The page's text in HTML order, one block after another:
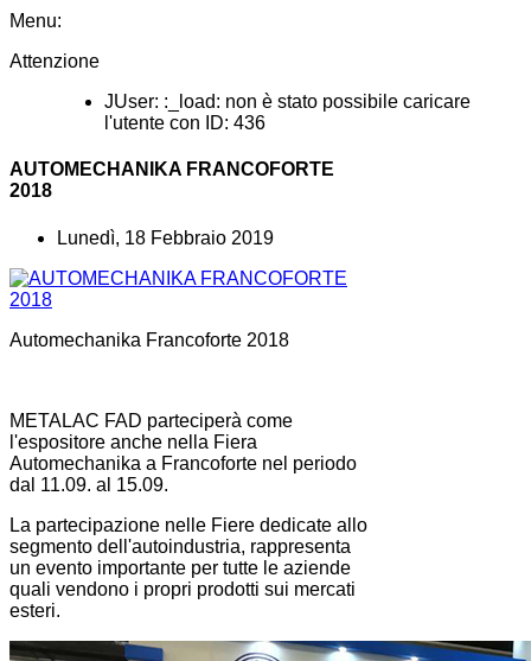
Menu:
Attenzione
JUser: :_load: non è stato possibile caricare
l'utente con ID: 436
AUTOMECHANIKA FRANCOFORTE
2018
Lunedì, 18 Febbraio 2019
Automechanika Francoforte 2018
METALAC FAD parteciperà come
l'espositore anche nella Fiera
Automechanika a Francoforte nel periodo
dal 11.09. al 15.09.
La partecipazione nelle Fiere dedicate allo
segmento dell'autoindustria, rappresenta
un evento importante per tutte le aziende
quali vendono i propri prodotti sui mercati
esteri.